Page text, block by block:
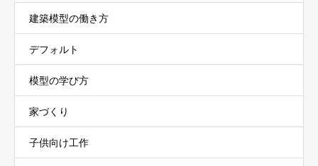
建築模型の働き方
デフォルト
模型の学び方
家づくり
子供向け工作